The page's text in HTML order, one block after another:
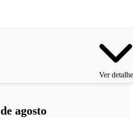
Ver
agosto